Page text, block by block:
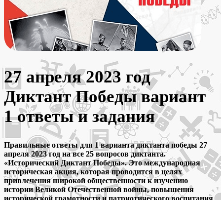
27 апреля 2023 год
Диктант Победы вариант
1 ответы и задания
Правильные ответы для 1 варианта диктанта победы 27
апреля 2023 год на все 25 вопросов диктанта.
«Исторический Диктант Победы». Это международная
историческая акция, которая проводится в целях
привлечения широкой общественности к изучению
истории Великой Отечественной войны, повышения
исторической грамотности и патриотического воспитания